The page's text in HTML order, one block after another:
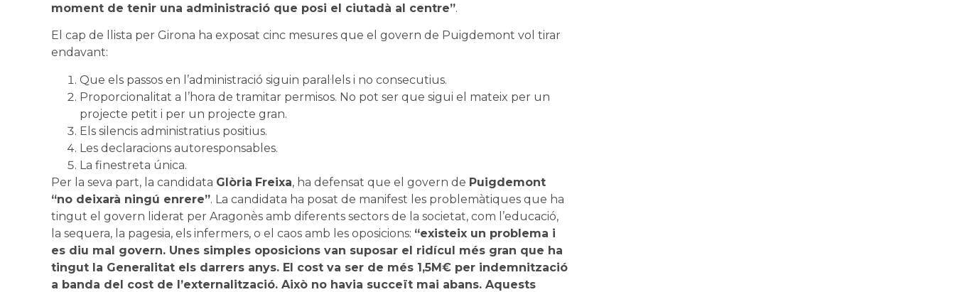
moment de tenir una administració que posi el ciutadà al centre”.
El cap de llista per Girona ha exposat cinc mesures que el govern de Puigdemont vol tirar
endavant:
Que els passos en l’administració siguin paral·lels i no consecutius.
Proporcionalitat a l’hora de tramitar permisos. No pot ser que sigui el mateix per un
projecte petit i per un projecte gran.
Els silencis administratius positius.
Les declaracions autoresponsables.
La finestreta única.
Per la seva part, la candidata Glòria Freixa, ha defensat que el govern de Puigdemont
“no deixarà ningú enrere”. La candidata ha posat de manifest les problemàtiques que ha
tingut el govern liderat per Aragonès amb diferents sectors de la societat, com l’educació,
la sequera, la pagesia, els infermers, o el caos amb les oposicions: “existeix un problema i
es diu mal govern. Unes simples oposicions van suposar el ridícul més gran que ha
tingut la Generalitat els darrers anys. El cost va ser de més 1,5M€ per indemnització
a banda del cost de l’externalització. Això no havia succeït mai abans. Aquests